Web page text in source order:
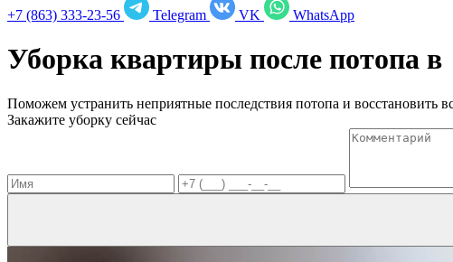
+7 (863) 333-23-56
Telegram VK WhatsApp
Уборка квартиры после потопа в
Поможем устранить неприятные последствия потопа и восстановить
Закажите уборку сейчас